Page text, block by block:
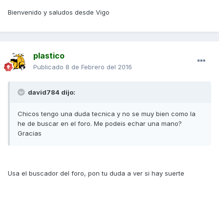
Bienvenido y saludos desde Vigo
plastico
Publicado 8 de Febrero del 2016
david784 dijo:
Chicos tengo una duda tecnica y no se muy bien como la
he de buscar en el foro. Me podeis echar una mano?
Gracias
Usa el buscador del foro, pon tu duda a ver si hay suerte